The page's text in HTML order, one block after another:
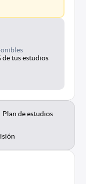
de tus estudios
Plan de estudios